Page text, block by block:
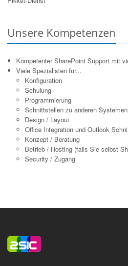
Unsere Kompetenzen
Kompetenter SharePoint Support mit
Viele Spezialisten für...
Konfiguration
Schulung
Programmierung
Schnittstellen zu anderen Systemen
Design / Layout
Office Integration und Outlook
Konzept / Beratung
Betrieb / Hosting (falls Sie selbst
Security / Zugang